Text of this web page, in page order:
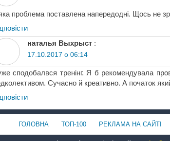
проблема поставлена напередодні. Щось не
наталья Выхрыст :
17.10.2017 о 06:14
сподобалвся тренінг. Я б рекомендувала
Сучасно й креативно. А початок
ГОЛОВНА ТОП-100 РЕКЛАМА НА САЙТІ